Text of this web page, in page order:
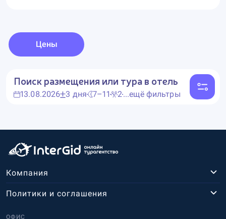
Цены
Поиск размещения или тура в отель
13.08.2026 3 дня 7–11 2...ещё фильтры
Компания
ОФИС
Политики и соглашения